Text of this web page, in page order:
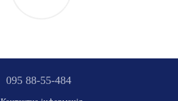
095 88-55-484